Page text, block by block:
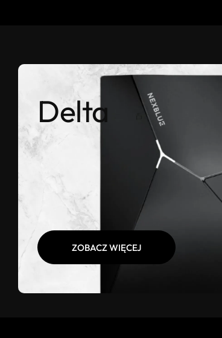
Delta
ZOBACZ WIĘCEJ